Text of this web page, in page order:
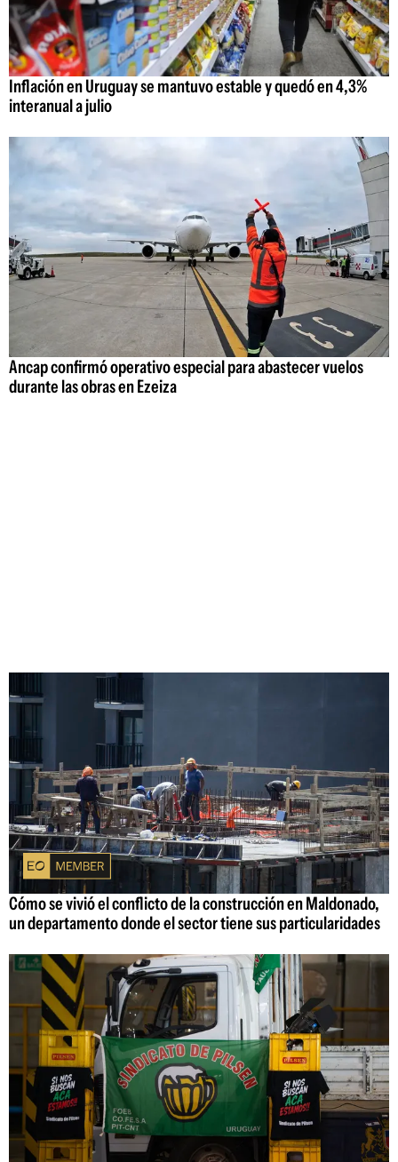
Inflación en Uruguay se mantuvo estable y quedó en 4,3%
interanual a julio
Ancap confirmó operativo especial para abastecer vuelos
durante las obras en Ezeiza
Cómo se vivió el conflicto de la construcción en Maldonado,
un departamento donde el sector tiene sus particularidades